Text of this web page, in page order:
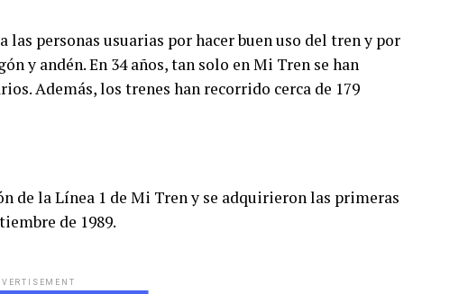
personas usuarias por hacer buen uso del tren y por
y andén. En 34 años, tan solo en Mi Tren se han
Además, los trenes han recorrido cerca de 179
de la Línea 1 de Mi Tren y se adquirieron las primeras
de 1989.